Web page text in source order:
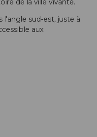
de la ville vivante.
l'angle sud-est, juste à
aux